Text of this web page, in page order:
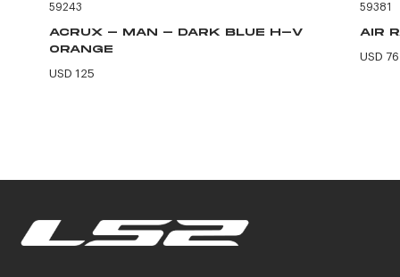
59243
ACRUX - MAN - DARK BLUE H-V
ORANGE
USD 125
59381
AIR
USD 76